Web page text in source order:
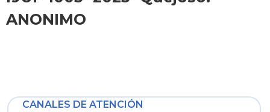
ANONIMO
CANALES DE ATENCIÓN